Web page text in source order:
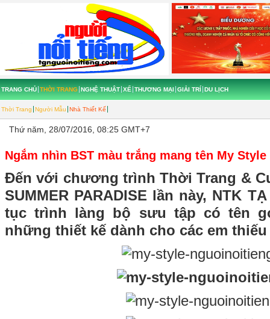
TRANG CHỦ THỜI TRANG
Thời Trang Người Mẫu Nhà Thiết Kế
NGHỆ THUẬT XẾ THƯƠNG MẠI GIẢI TRÍ DU LỊCH
Thứ năm, 28/07/2016, 08:25 GMT+7
Ngắm nhìn BST màu trắng mang tên My Style
Đến với chương trình Thời Trang &
SUMMER PARADISE lần này, NTK
tục trình làng bộ sưu tập có tên
những thiết kế dành cho các em